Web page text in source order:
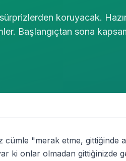
koruyacak.
Başlangıçtan sona
"merak etme, gittiğinde
ki onlar olmadan gittiğinizde